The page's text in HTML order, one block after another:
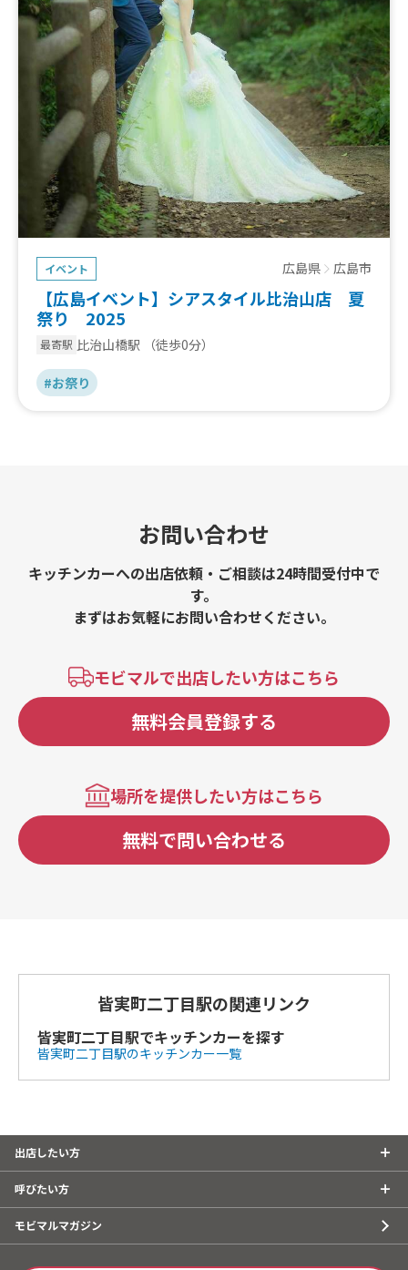
イベント 広島県 広島市
【広島イベント】シアスタイル比治山店 夏
祭り 2025
最寄駅 比治山橋駅 （徒歩0分）
#お祭り
お問い合わせ
キッチンカーへの出店依頼・ご相談は24時間受付中で
す。
まずはお気軽にお問い合わせください。
モビマルで出店したい方はこちら
無料会員登録する
場所を提供したい方はこちら
無料で問い合わせる
皆実町二丁目駅の関連リンク
皆実町二丁目駅でキッチンカーを探す
皆実町二丁目駅のキッチンカー一覧
出店したい方
呼びたい方
モビマルマガジン